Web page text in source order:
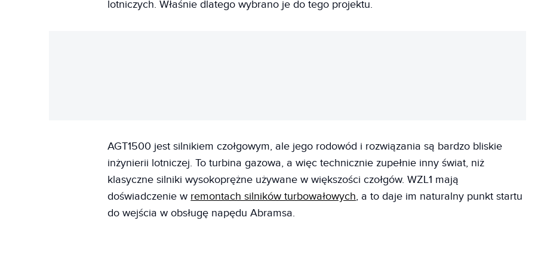
lotniczych. Właśnie dlatego wybrano je do tego projektu.
AGT1500 jest silnikiem czołgowym, ale jego rodowód i rozwiązania są bardzo bliskie
inżynierii lotniczej. To turbina gazowa, a więc technicznie zupełnie inny świat, niż
klasyczne silniki wysokoprężne używane w większości czołgów. WZL1 mają
doświadczenie w remontach silników turbowałowych, a to daje im naturalny punkt startu
do wejścia w obsługę napędu Abramsa.